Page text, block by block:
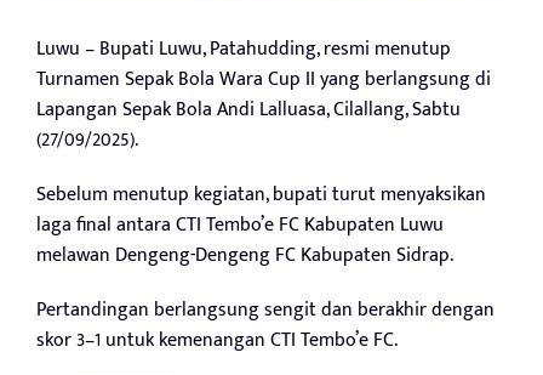
Luwu – Bupati Luwu, Patahudding, resmi menutup
Turnamen Sepak Bola Wara Cup II yang berlangsung di
Lapangan Sepak Bola Andi Lalluasa, Cilallang, Sabtu
(27/09/2025).
Sebelum menutup kegiatan, bupati turut menyaksikan
laga final antara CTI Tembo’e FC Kabupaten Luwu
melawan Dengeng-Dengeng FC Kabupaten Sidrap.
Pertandingan berlangsung sengit dan berakhir dengan
skor 3–1 untuk kemenangan CTI Tembo’e FC.